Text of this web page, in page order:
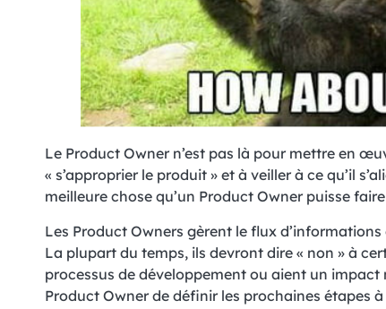
Le Product Owner n’est pas là pour mettre en
« s’approprier le produit » et à veiller à ce qu’il
meilleure chose qu’un Product Owner puisse
Les Product Owners gèrent le flux
La plupart du temps, ils devront dire « non » à
processus de développement ou aient un
Product Owner de définir les prochaines étapes